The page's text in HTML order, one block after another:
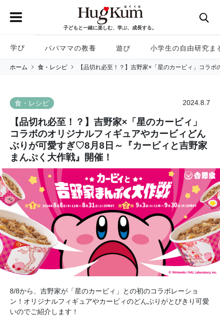
子どもと一緒に楽しむ、学ぶ、成長する。
学び パパママの教養 遊び 小学生の自由研究ま
ホーム 食・レシピ 【品切れ必至！？】吉野家×「星のカービィ」コラ
食・レシピ 2024.8.7
【品切れ必至！？】吉野家×「星のカービィ」
コラボのオリジナルフィギュアやカービィどん
ぶりが可愛すぎ♡8月8日～『カービィと吉野家
まんぷく大作戦』開催！
8/8から、吉野家が「星のカービィ」との初のコラボレーショ
ン！オリジナルフィギュアやカービィのどんぶりがとびきり可愛
いのでご紹介します！